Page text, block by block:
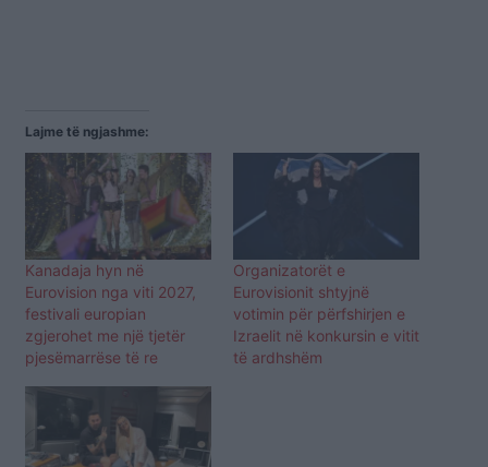
Lajme të ngjashme:
Kanadaja hyn në
Eurovision nga viti 2027,
festivali europian
zgjerohet me një tjetër
pjesëmarrëse të re
Organizatorët e
Eurovisionit shtyjnë
votimin për përfshirjen e
Izraelit në konkursin e vitit
të ardhshëm